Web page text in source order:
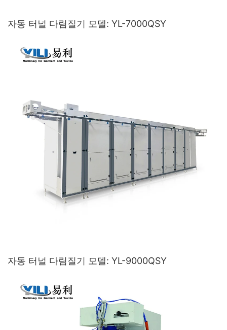
자동 터널 다림질기 모델: YL-7000QSY
자동 터널 다림질기 모델: YL-9000QSY